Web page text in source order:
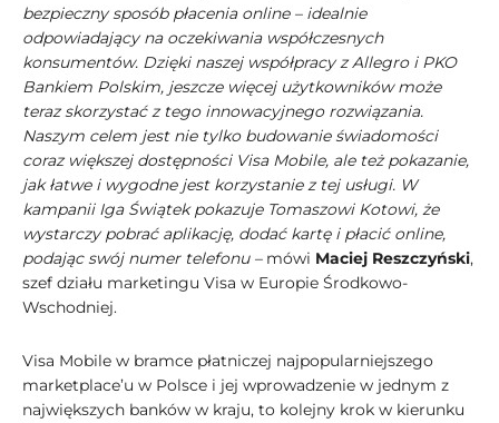
bezpieczny sposób płacenia online – idealnie
odpowiadający na oczekiwania współczesnych
konsumentów. Dzięki naszej współpracy z Allegro i PKO
Bankiem Polskim, jeszcze więcej użytkowników może
teraz skorzystać z tego innowacyjnego rozwiązania.
Naszym celem jest nie tylko budowanie świadomości
coraz większej dostępności Visa Mobile, ale też pokazanie,
jak łatwe i wygodne jest korzystanie z tej usługi. W
kampanii Iga Świątek pokazuje Tomaszowi Kotowi, że
wystarczy pobrać aplikację, dodać kartę i płacić online,
podając swój numer telefonu – mówi Maciej Reszczyński,
szef działu marketingu Visa w Europie Środkowo-
Wschodniej.
Visa Mobile w bramce płatniczej najpopularniejszego
marketplace’u w Polsce i jej wprowadzenie w jednym z
największych banków w kraju, to kolejny krok w kierunku